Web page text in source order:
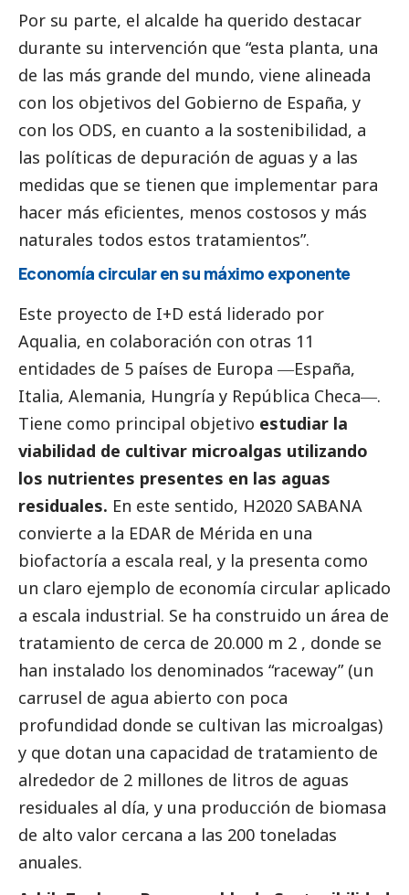
Por su parte, el alcalde ha querido destacar
durante su intervención que “esta planta, una
de las más grande del mundo, viene alineada
con los objetivos del Gobierno de España, y
con los ODS, en cuanto a la sostenibilidad, a
las políticas de depuración de aguas y a las
medidas que se tienen que implementar para
hacer más eficientes, menos costosos y más
naturales todos estos tratamientos”.
Economía circular en su máximo exponente
Este proyecto de I+D está liderado por
Aqualia, en colaboración con otras 11
entidades de 5 países de Europa ―España,
Italia, Alemania, Hungría y República Checa―.
Tiene como principal objetivo estudiar la
viabilidad de cultivar microalgas utilizando
los nutrientes presentes en las aguas
residuales. En este sentido, H2020 SABANA
convierte a la EDAR de Mérida en una
biofactoría a escala real, y la presenta como
un claro ejemplo de economía circular aplicado
a escala industrial. Se ha construido un área de
tratamiento de cerca de 20.000 m 2 , donde se
han instalado los denominados “raceway” (un
carrusel de agua abierto con poca
profundidad donde se cultivan las microalgas)
y que dotan una capacidad de tratamiento de
alrededor de 2 millones de litros de aguas
residuales al día, y una producción de biomasa
de alto valor cercana a las 200 toneladas
anuales.